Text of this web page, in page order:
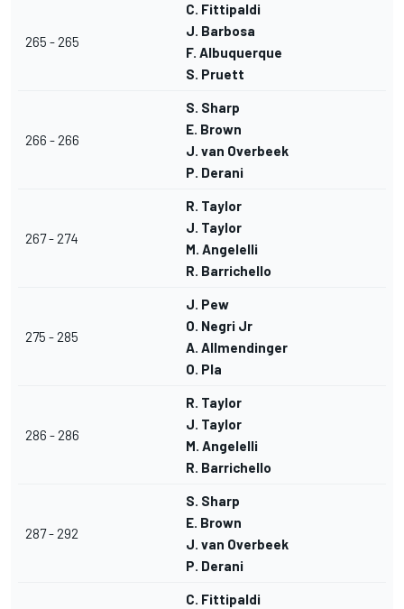
265 - 265
C. Fittipaldi
J. Barbosa
F. Albuquerque
S. Pruett
266 - 266
S. Sharp
E. Brown
J. van Overbeek
P. Derani
267 - 274
R. Taylor
J. Taylor
M. Angelelli
R. Barrichello
275 - 285
J. Pew
O. Negri Jr
A. Allmendinger
O. Pla
286 - 286
R. Taylor
J. Taylor
M. Angelelli
R. Barrichello
287 - 292
S. Sharp
E. Brown
J. van Overbeek
P. Derani
C. Fittipaldi